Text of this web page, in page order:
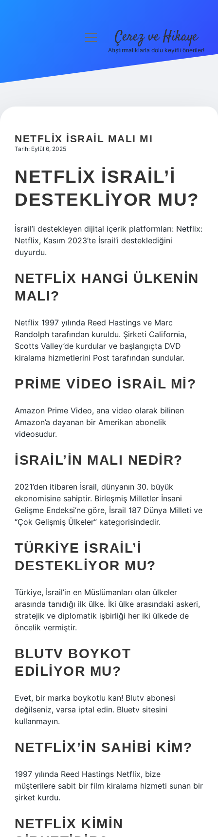
Hakkımızda
menüyü Çerez ve Hikaye
Atıştırmalıklarla dolu keyifli öneriler!
NETFLIX İSRAIL MALI MI
Tarih: Eylül 6, 2025
NETFLIX İSRAIL’I
DESTEKLIYOR MU?
İsrail’i destekleyen dijital içerik platformları: Netflix:
Netflix, Kasım 2023’te İsrail’i desteklediğini
duyurdu.
NETFLIX HANGI ÜLKENIN
MALI?
Netflix 1997 yılında Reed Hastings ve Marc
Randolph tarafından kuruldu. Şirketi California,
Scotts Valley’de kurdular ve başlangıçta DVD
kiralama hizmetlerini Post tarafından sundular.
PRIME VIDEO İSRAIL MI?
Amazon Prime Video, ana video olarak bilinen
Amazon’a dayanan bir Amerikan abonelik
videosudur.
İSRAIL’IN MALI NEDIR?
2021’den itibaren İsrail, dünyanın 30. büyük
ekonomisine sahiptir. Birleşmiş Milletler İnsani
Gelişme Endeksi’ne göre, İsrail 187 Dünya Milleti ve
“Çok Gelişmiş Ülkeler” kategorisindedir.
TÜRKIYE İSRAIL’I
DESTEKLIYOR MU?
Türkiye, İsrail’in en Müslümanları olan ülkeler
arasında tanıdığı ilk ülke. İki ülke arasındaki askeri,
stratejik ve diplomatik işbirliği her iki ülkede de
öncelik vermiştir.
BLUTV BOYKOT
EDILIYOR MU?
Evet, bir marka boykotlu kan! Blutv abonesi
değilseniz, varsa iptal edin. Bluetv sitesini
kullanmayın.
NETFLIX’IN SAHIBI KIM?
1997 yılında Reed Hastings Netflix, bize
müşterilere sabit bir film kiralama hizmeti sunan bir
şirket kurdu.
NETFLIX KIMIN